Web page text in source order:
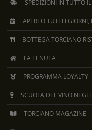
SPEDIZIONI IN TUTTO
APERTO TUTTI I GIORNI,
BOTTEGA TORCIANO
LA TENUTA
PROGRAMMA LOYALTY
SCUOLA DEL VINO
TORCIANO MAGAZINE